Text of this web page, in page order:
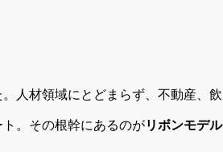
人材領域にとどまらず、不動産、飲
。その根幹にあるのがリボンモデル